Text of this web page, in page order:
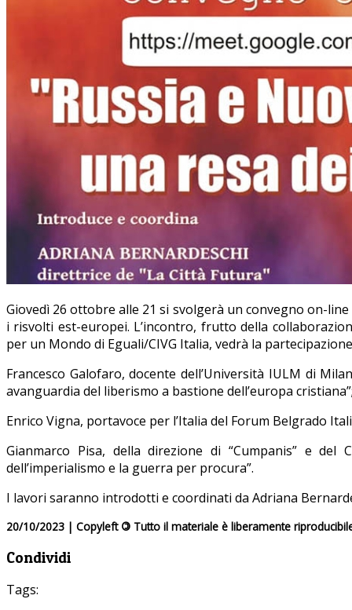
Giovedì 26 ottobre alle 21 si svolgerà un convegno on-
i risvolti est-europei. L’incontro, frutto della
per un Mondo di Eguali/CIVG Italia, vedrà la
Francesco Galofaro, docente dell’Università IULM di
avanguardia del liberismo a bastione dell’europa
Enrico Vigna, portavoce per l’Italia del Forum Belgrado
Gianmarco Pisa, della direzione di “Cumpanis” e
dell’imperialismo e la guerra per procura”.
I lavori saranno introdotti e coordinati da Adriana
20/10/2023 | Copyleft © Tutto il materiale è liberamente
Condividi
Tags: